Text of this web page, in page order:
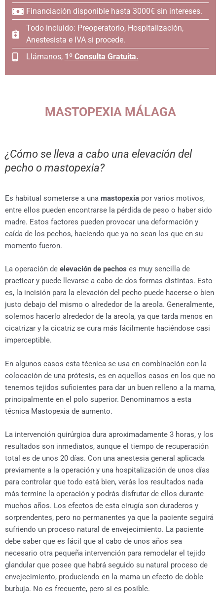
Financiación disponible hasta 3000€ sin intereses.
Todo incluido: Preoperatorio, Hospitalización,
Anestesista e IVA si procede.
Llámanos, 1º Consulta Gratuita.
MASTOPEXIA MÁLAGA
¿Cómo se lleva a cabo una elevación del
pecho o mastopexia?
Es habitual someterse a una mastopexia por varios motivos,
entre ellos pueden encontrarse la pérdida de peso o haber sido
madre. Estos factores pueden provocar una deformación y
caída de los pechos, haciendo que ya no sean los que en su
momento fueron.
La operación de elevación de pechos es muy sencilla de
practicar y puede llevarse a cabo de dos formas distintas. Esto
es, la incisión para la elevación del pecho puede hacerse o bien
justo debajo del mismo o alrededor de la areola. Generalmente,
solemos hacerlo alrededor de la areola, ya que tarda menos en
cicatrizar y la cicatriz se cura más fácilmente haciéndose casi
imperceptible.
En algunos casos esta técnica se usa en combinación con la
colocación de una prótesis, es en aquellos casos en los que no
tenemos tejidos suficientes para dar un buen relleno a la mama,
principalmente en el polo superior. Denominamos a esta
técnica Mastopexia de aumento.
La intervención quirúrgica dura aproximadamente 3 horas, y los
resultados son inmediatos, aunque el tiempo de recuperación
total es de unos 20 días. Con una anestesia general aplicada
previamente a la operación y una hospitalización de unos días
para controlar que todo está bien, verás los resultados nada
más termine la operación y podrás disfrutar de ellos durante
muchos años. Los efectos de esta cirugía son duraderos y
sorprendentes, pero no permanentes ya que la paciente seguirá
sufriendo un proceso natural de envejecimiento. La paciente
debe saber que es fácil que al cabo de unos años sea
necesario otra pequeña intervención para remodelar el tejido
glandular que posee que habrá seguido su natural proceso de
envejecimiento, produciendo en la mama un efecto de doble
burbuja. No es frecuente, pero si es posible.